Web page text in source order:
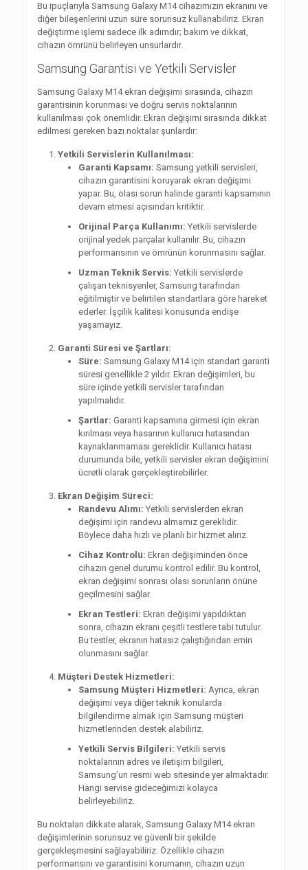
Bu ipuçlarıyla Samsung Galaxy M14 cihazımızın ekranını ve
diğer bileşenlerini uzun süre sorunsuz kullanabiliriz. Ekran
değiştirme işlemi sadece ilk adımdır; bakım ve dikkat,
cihazın ömrünü belirleyen unsurlardır.
Samsung Garantisi ve Yetkili Servisler
Samsung Galaxy M14 ekran değişimi sırasında, cihazın
garantisinin korunması ve doğru servis noktalarının
kullanılması çok önemlidir. Ekran değişimi sırasında dikkat
edilmesi gereken bazı noktalar şunlardır:
Yetkili Servislerin Kullanılması:
Garanti Kapsamı: Samsung yetkili servisleri,
cihazın garantisini koruyarak ekran değişimi
yapar. Bu, olası sorun halinde garanti kapsamının
devam etmesi açısından kritiktir.
Orijinal Parça Kullanımı: Yetkili servislerde
orijinal yedek parçalar kullanılır. Bu, cihazın
performansının ve ömrünün korunmasını sağlar.
Uzman Teknik Servis: Yetkili servislerde
çalışan teknisyenler, Samsung tarafından
eğitilmiştir ve belirtilen standartlara göre hareket
ederler. İşçilik kalitesi konusunda endişe
yaşamayız.
Garanti Süresi ve Şartları:
Süre: Samsung Galaxy M14 için standart garanti
süresi genellikle 2 yıldır. Ekran değişimleri, bu
süre içinde yetkili servisler tarafından
yapılmalıdır.
Şartlar: Garanti kapsamına girmesi için ekran
kırılması veya hasarının kullanıcı hatasından
kaynaklanmaması gereklidir. Kullanıcı hatası
durumunda bile, yetkili servisler ekran değişimini
ücretli olarak gerçekleştirebilirler.
Ekran Değişim Süreci:
Randevu Alımı: Yetkili servislerden ekran
değişimi için randevu almamız gereklidir.
Böylece daha hızlı ve planlı bir hizmet alırız.
Cihaz Kontrolü: Ekran değişiminden önce
cihazın genel durumu kontrol edilir. Bu kontrol,
ekran değişimi sonrası olası sorunların önüne
geçilmesini sağlar.
Ekran Testleri: Ekran değişimi yapıldıktan
sonra, cihazın ekranı çeşitli testlere tabi tutulur.
Bu testler, ekranın hatasız çalıştığından emin
olunmasını sağlar.
Müşteri Destek Hizmetleri:
Samsung Müşteri Hizmetleri: Ayrıca, ekran
değişimi veya diğer teknik konularda
bilgilendirme almak için Samsung müşteri
hizmetlerinden destek alabiliriz.
Yetkili Servis Bilgileri: Yetkili servis
noktalarının adres ve iletişim bilgileri,
Samsung’un resmi web sitesinde yer almaktadır.
Hangi servise gideceğimizi kolayca
belirleyebiliriz.
Bu noktaları dikkate alarak, Samsung Galaxy M14 ekran
değişimlerinin sorunsuz ve güvenli bir şekilde
gerçekleşmesini sağlayabiliriz. Özellikle cihazın
performansını ve garantisini korumanın, cihazın uzun